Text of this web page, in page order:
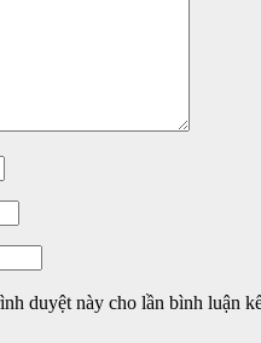
duyệt này cho lần bình luận